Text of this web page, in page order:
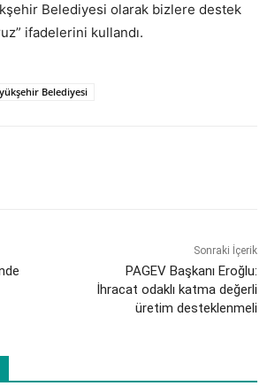
Belediyesi olarak bizlere destek
ifadelerini kullandı.
Belediyesi
Sonraki İçerik
PAGEV Başkanı Eroğlu:
İhracat odaklı katma değerli
üretim desteklenmeli